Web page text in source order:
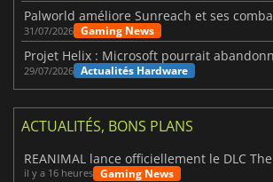
Palworld améliore Sunreach et ses
31/07/2026 Gaming News
Projet Helix : Microsoft pourrait
29/07/2026 Actualités Hardware
ACTUALITÉS, BONS PLANS
REANIMAL lance officiellement le DLC
il y a 16 heures Gaming News